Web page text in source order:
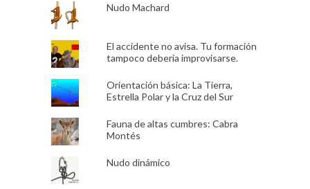
Nudo Machard
El accidente no avisa. Tu formación
tampoco debería improvisarse.
Orientación básica: La Tierra,
Estrella Polar y la Cruz del Sur
Fauna de altas cumbres: Cabra
Montés
Nudo dinámico